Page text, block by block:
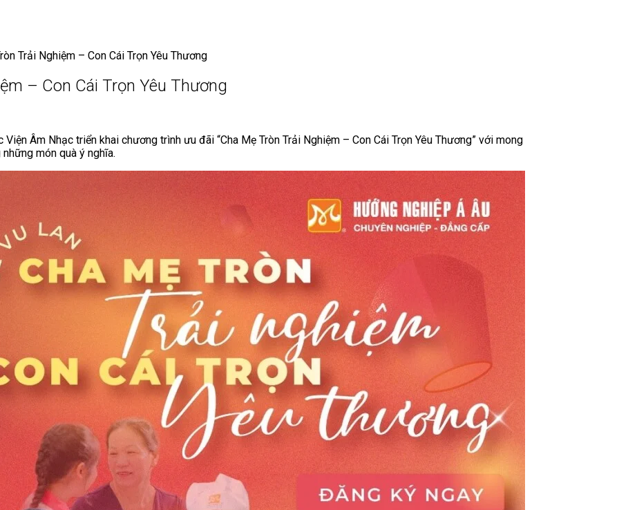
Trải Nghiệm – Con Cái Trọn Yêu Thương
– Con Cái Trọn Yêu Thương
Âm Nhạc triển khai chương trình ưu đãi “Cha Mẹ Tròn Trải Nghiệm – Con Cái Trọn Yêu Thương” với mong
món quà ý nghĩa.